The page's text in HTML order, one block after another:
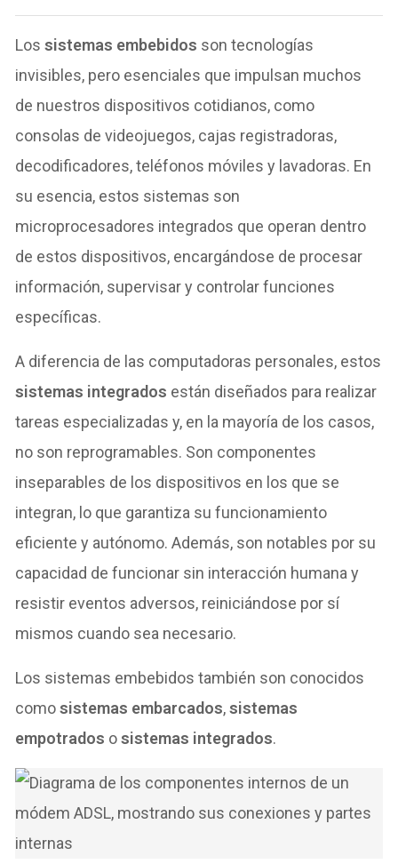
Lossistemas embebidos son tecnologías
invisibles, pero esenciales que impulsan muchos
de nuestros dispositivos cotidianos, como
consolas de videojuegos, cajas registradoras,
decodificadores, teléfonos móviles y lavadoras. En
su esencia, estos sistemas son
microprocesadores integrados que operan dentro
de estos dispositivos, encargándose de procesar
información, supervisar y controlar funciones
específicas.
A diferencia de las computadoras personales, estos
sistemas integrados están diseñados para realizar
tareas especializadas y, en la mayoría de los casos,
no son reprogramables. Son componentes
inseparables de los dispositivos en los que se
integran, lo que garantiza su funcionamiento
eficiente y autónomo. Además, son notables por su
capacidad de funcionar sin interacción humana y
resistir eventos adversos, reiniciándose por sí
mismos cuando sea necesario.
Los sistemas embebidos también son conocidos
comosistemas embarcados,sistemas
empotrados osistemas integrados.